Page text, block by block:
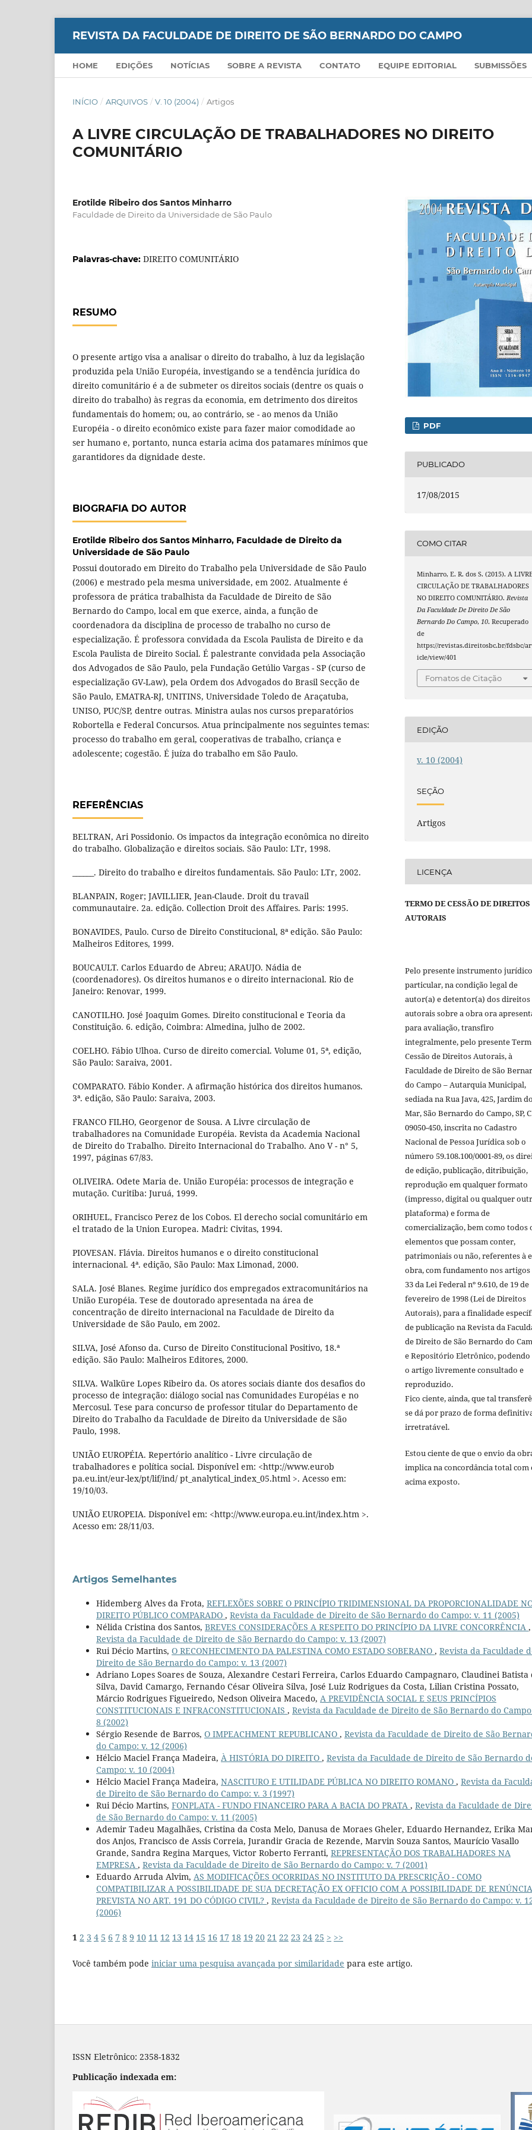
REVISTA DA FACULDADE DE DIREITO DE SÃO BERNARDO DO CAMPO
HOME EDIÇÕES NOTÍCIAS SOBRE A REVISTA CONTATO EQUIPE EDITORIAL SUBMISSÕES
INÍCIO / ARQUIVOS / V. 10 (2004) / Artigos
A LIVRE CIRCULAÇÃO DE TRABALHADORES NO DIREITO
COMUNITÁRIO
Erotilde Ribeiro dos Santos Minharro
Faculdade de Direito da Universidade de São Paulo
Palavras-chave: DIREITO COMUNITÁRIO
RESUMO
O presente artigo visa a analisar o direito do trabalho, à luz da legislação
produzida pela União Européia, investigando se a tendência jurídica do
direito comunitário é a de submeter os direitos sociais (dentre os quais o
direito do trabalho) às regras da economia, em detrimento dos direitos
fundamentais do homem; ou, ao contrário, se - ao menos da União
Européia - o direito econômico existe para fazer maior comodidade ao
ser humano e, portanto, nunca estaria acima dos patamares mínimos que
garantidores da dignidade deste.
BIOGRAFIA DO AUTOR
Erotilde Ribeiro dos Santos Minharro, Faculdade de Direito da
Universidade de São Paulo
Possui doutorado em Direito do Trabalho pela Universidade de São Paulo
(2006) e mestrado pela mesma universidade, em 2002. Atualmente é
professora de prática trabalhista da Faculdade de Direito de São
Bernardo do Campo, local em que exerce, ainda, a função de
coordenadora da disciplina de processo de trabalho no curso de
especialização. É professora convidada da Escola Paulista de Direito e da
Escola Paulista de Direito Social. É palestrante convidada pela Associação
dos Advogados de São Paulo, pela Fundação Getúlio Vargas - SP (curso de
especialização GV-Law), pela Ordem dos Advogados do Brasil Secção de
São Paulo, EMATRA-RJ, UNITINS, Universidade Toledo de Araçatuba,
UNISO, PUC/SP, dentre outras. Ministra aulas nos cursos preparatórios
Robortella e Federal Concursos. Atua principalmente nos seguintes temas:
processo do trabalho em geral, cooperativas de trabalho, criança e
adolescente; cogestão. É juíza do trabalho em São Paulo.
REFERÊNCIAS
BELTRAN, Ari Possidonio. Os impactos da integração econômica no direito
do trabalho. Globalização e direitos sociais. São Paulo: LTr, 1998.
______. Direito do trabalho e direitos fundamentais. São Paulo: LTr, 2002.
BLANPAIN, Roger; JAVILLIER, Jean-Claude. Droit du travail
communautaire. 2a. edição. Collection Droit des Affaires. Paris: 1995.
BONAVIDES, Paulo. Curso de Direito Constitucional, 8ª edição. São Paulo:
Malheiros Editores, 1999.
BOUCAULT. Carlos Eduardo de Abreu; ARAUJO. Nádia de
(coordenadores). Os direitos humanos e o direito internacional. Rio de
Janeiro: Renovar, 1999.
CANOTILHO. José Joaquim Gomes. Direito constitucional e Teoria da
Constituição. 6. edição, Coimbra: Almedina, julho de 2002.
COELHO. Fábio Ulhoa. Curso de direito comercial. Volume 01, 5ª, edição,
São Paulo: Saraiva, 2001.
COMPARATO. Fábio Konder. A afirmação histórica dos direitos humanos.
3ª. edição, São Paulo: Saraiva, 2003.
FRANCO FILHO, Georgenor de Sousa. A Livre circulação de
trabalhadores na Comunidade Européia. Revista da Academia Nacional
de Direito do Trabalho. Direito Internacional do Trabalho. Ano V - n° 5,
1997, páginas 67/83.
OLIVEIRA. Odete Maria de. União Européia: processos de integração e
mutação. Curitiba: Juruá, 1999.
ORIHUEL, Francisco Perez de los Cobos. El derecho social comunitário em
el tratado de la Union Europea. Madri: Civitas, 1994.
PIOVESAN. Flávia. Direitos humanos e o direito constitucional
internacional. 4ª. edição, São Paulo: Max Limonad, 2000.
SALA. José Blanes. Regime jurídico dos empregados extracomunitários na
União Européia. Tese de doutorado apresentada na área de
concentração de direito internacional na Faculdade de Direito da
Universidade de São Paulo, em 2002.
SILVA, José Afonso da. Curso de Direito Constitucional Positivo, 18.ª
edição. São Paulo: Malheiros Editores, 2000.
SILVA. Walküre Lopes Ribeiro da. Os atores sociais diante dos desafios do
processo de integração: diálogo social nas Comunidades Européias e no
Mercosul. Tese para concurso de professor titular do Departamento de
Direito do Trabalho da Faculdade de Direito da Universidade de São
Paulo, 1998.
UNIÃO EUROPÉIA. Repertório analítico - Livre circulação de
trabalhadores e política social. Disponível em: <http://www.eurob
pa.eu.int/eur-lex/pt/lif/ind/ pt_analytical_index_05.html >. Acesso em:
19/10/03.
UNIÃO EUROPEIA. Disponível em: <http://www.europa.eu.int/index.htm >.
Acesso em: 28/11/03.
PDF
PUBLICADO
17/08/2015
COMO CITAR
Minharro, E. R. dos S. (2015). A
CIRCULAÇÃO DE TRABALHADORES
NO DIREITO COMUNITÁRIO.Revista
Da Faculdade De Direito De São
Bernardo Do Campo,10. Recuperado
de
https://revistas.direitosbc.br/fdsbc/
icle/view/401
Fomatos de Citação
EDIÇÃO
v. 10 (2004)
SEÇÃO
Artigos
LICENÇA
TERMO DE CESSÃO DE DIREITOS
AUTORAIS
Pelo presente instrumento jurídico
particular, na condição legal de
autor(a) e detentor(a) dos direitos
autorais sobre a obra ora
para avaliação, transfiro
integralmente, pelo presente
Cessão de Direitos Autorais, à
Faculdade de Direito de São
do Campo – Autarquia Municipal,
sediada na Rua Java, 425, Jardim
Mar, São Bernardo do Campo, SP,
09050-450, inscrita no Cadastro
Nacional de Pessoa Jurídica sob o
número 59.108.100/0001-89, os
de edição, publicação, ditribuição,
reprodução em qualquer formato
(impresso, digital ou qualquer
plataforma) e forma de
comercialização, bem como todos
elementos que possam conter,
patrimoniais ou não, referentes à
obra, com fundamento nos artigos
33 da Lei Federal nº 9.610, de 19 de
fevereiro de 1998 (Lei de Direitos
Autorais), para a finalidade
de publicação na Revista da
de Direito de São Bernardo do
e Repositório Eletrônico, podendo
o artigo livremente consultado e
reproduzido.
Fico ciente, ainda, que tal
se dá por prazo de forma
irretratável.
Estou ciente de que o envio da
implica na concordância total com
acima exposto.
Artigos Semelhantes
Hidemberg Alves da Frota, REFLEXÕES SOBRE O PRINCÍPIO TRIDIMENSIONAL DA PROPORCIONALIDADE
DIREITO PÚBLICO COMPARADO , Revista da Faculdade de Direito de São Bernardo do Campo: v. 11 (2005)
Nélida Cristina dos Santos, BREVES CONSIDERAÇÕES A RESPEITO DO PRINCÍPIO DA LIVRE CONCORRÊNCIA ,
Revista da Faculdade de Direito de São Bernardo do Campo: v. 13 (2007)
Rui Décio Martins, O RECONHECIMENTO DA PALESTINA COMO ESTADO SOBERANO , Revista da Faculdade
Direito de São Bernardo do Campo: v. 13 (2007)
Adriano Lopes Soares de Souza, Alexandre Cestari Ferreira, Carlos Eduardo Campagnaro, Claudinei Batista
Silva, David Camargo, Fernando César Oliveira Silva, José Luiz Rodrigues da Costa, Lilian Cristina Possato,
Márcio Rodrigues Figueiredo, Nedson Oliveira Macedo, A PREVIDÊNCIA SOCIAL E SEUS PRINCÍPIOS
CONSTITUCIONAIS E INFRACONSTITUCIONAIS , Revista da Faculdade de Direito de São Bernardo do
8 (2002)
Sérgio Resende de Barros, O IMPEACHMENT REPUBLICANO , Revista da Faculdade de Direito de São
do Campo: v. 12 (2006)
Hélcio Maciel França Madeira, À HISTÓRIA DO DIREITO , Revista da Faculdade de Direito de São Bernardo
Campo: v. 10 (2004)
Hélcio Maciel França Madeira, NASCITURO E UTILIDADE PÚBLICA NO DIREITO ROMANO , Revista da
de Direito de São Bernardo do Campo: v. 3 (1997)
Rui Décio Martins, FONPLATA - FUNDO FINANCEIRO PARA A BACIA DO PRATA , Revista da Faculdade de
de São Bernardo do Campo: v. 11 (2005)
Ademir Tadeu Magalhães, Cristina da Costa Melo, Danusa de Moraes Gheler, Eduardo Hernandez, Erika
dos Anjos, Francisco de Assis Correia, Jurandir Gracia de Rezende, Marvin Souza Santos, Maurício Vasallo
Grande, Sandra Regina Marques, Victor Roberto Ferranti, REPRESENTAÇÃO DOS TRABALHADORES NA
EMPRESA , Revista da Faculdade de Direito de São Bernardo do Campo: v. 7 (2001)
Eduardo Arruda Alvim, AS MODIFICAÇÕES OCORRIDAS NO INSTITUTO DA PRESCRIÇÃO - COMO
COMPATIBILIZAR A POSSIBILIDADE DE SUA DECRETAÇÃO EX OFFICIO COM A POSSIBILIDADE DE
PREVISTA NO ART. 191 DO CÓDIGO CIVIL? , Revista da Faculdade de Direito de São Bernardo do Campo: v.
(2006)
1 2 3 4 5 6 7 8 9 10 11 12 13 14 15 16 17 18 19 20 21 22 23 24 25 > >>
Você também pode iniciar uma pesquisa avançada por similaridade para este artigo.
ISSN Eletrônico: 2358-1832
Publicação indexada em: